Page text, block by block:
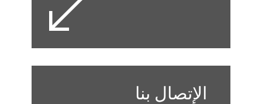
الإتصال بنا